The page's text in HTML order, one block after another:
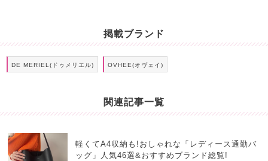
掲載ブランド
DE MERIEL(ドゥメリエル) OVHEE(オヴェイ)
関連記事一覧
軽くてA4収納も!おしゃれな「レディース通勤バ
ッグ」人気46選&おすすめブランド総覧!